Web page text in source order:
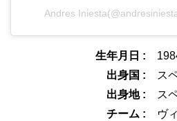
Andres
生年月日 :
出身国 :
ス
出身地 :
ス
チーム :
ヴ